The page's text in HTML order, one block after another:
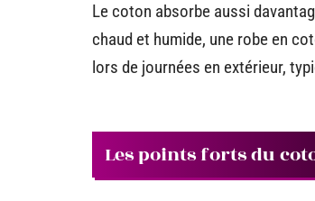
Le coton absorbe aussi
chaud et humide, une robe en
lors de journées en extérieur,
Les points forts du